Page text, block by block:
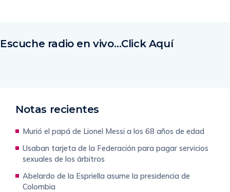
Escuche radio en vivo…Click Aquí
Notas recientes
Murió el papá de Lionel Messi a los 68 años de edad
Usaban tarjeta de la Federación para pagar servicios
sexuales de los árbitros
Abelardo de la Espriella asume la presidencia de
Colombia